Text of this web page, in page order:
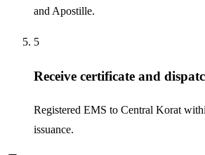
and Apostille.
5
Receive certificate and
Registered EMS to Central Korat
issuance.